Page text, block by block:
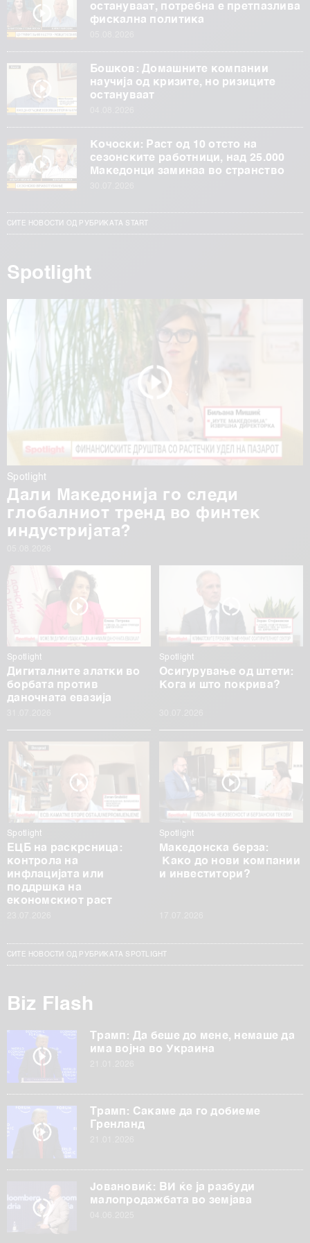
остануваат, потребна е претпазлива
фискална политика
Бошков: Домашните компании
научија од кризите, но ризиците
остануваат
Кочоски: Раст од 10 отсто на
сезонските работници, над 25.000
Македонци заминаа во странство
СИТЕ НОВОСТИ ОД РУБРИКАТА START
Spotlight
Spotlight
Дали Македонија го следи
глобалниот тренд во финтек
индустријата?
Spotlight
Дигиталните алатки во
борбата против
даночната евазија
Spotlight
Осигурување од штети:
Кога и што покрива?
Spotlight
ЕЦБ на раскрсница:
контрола на
инфлацијата или
поддршка на
економскиот раст
Spotlight
Македонска берза:
Како до нови компании
и инвеститори?
СИТЕ НОВОСТИ ОД РУБРИКАТА SPOTLIGHT
Biz Flash
Трамп: Да беше до мене, немаше да
има војна во Украина
Трамп: Сакаме да го добиеме
Гренланд
Јовановиќ: ВИ ќе ја разбуди
малопродажбата во земјава